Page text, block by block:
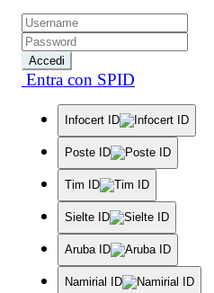
Accedi
Entra con SPID
Infocert ID
Poste ID
Tim ID
Sielte ID
Aruba ID
Namirial ID